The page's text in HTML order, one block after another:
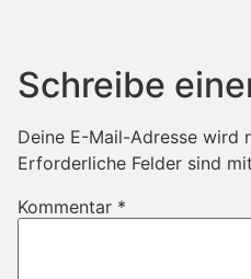
Schreibe
Deine E-Mail-Adresse wird
Erforderliche Felder sind mit
Kommentar *